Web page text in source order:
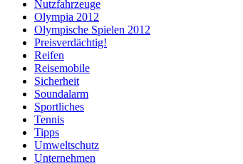
Nutzfahrzeuge
Olympia 2012
Olympische Spielen 2012
Preisverdächtig!
Reifen
Reisemobile
Sicherheit
Soundalarm
Sportliches
Tennis
Tipps
Umweltschutz
Unternehmen